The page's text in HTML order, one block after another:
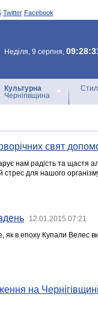
Twitter Facebook
Неділя, 9 серпня,
Культурна
Чернігівщина
свят
нам радість та щастя
для нашого
12.01.2015 07:21
як в епоху Купали Велес
на